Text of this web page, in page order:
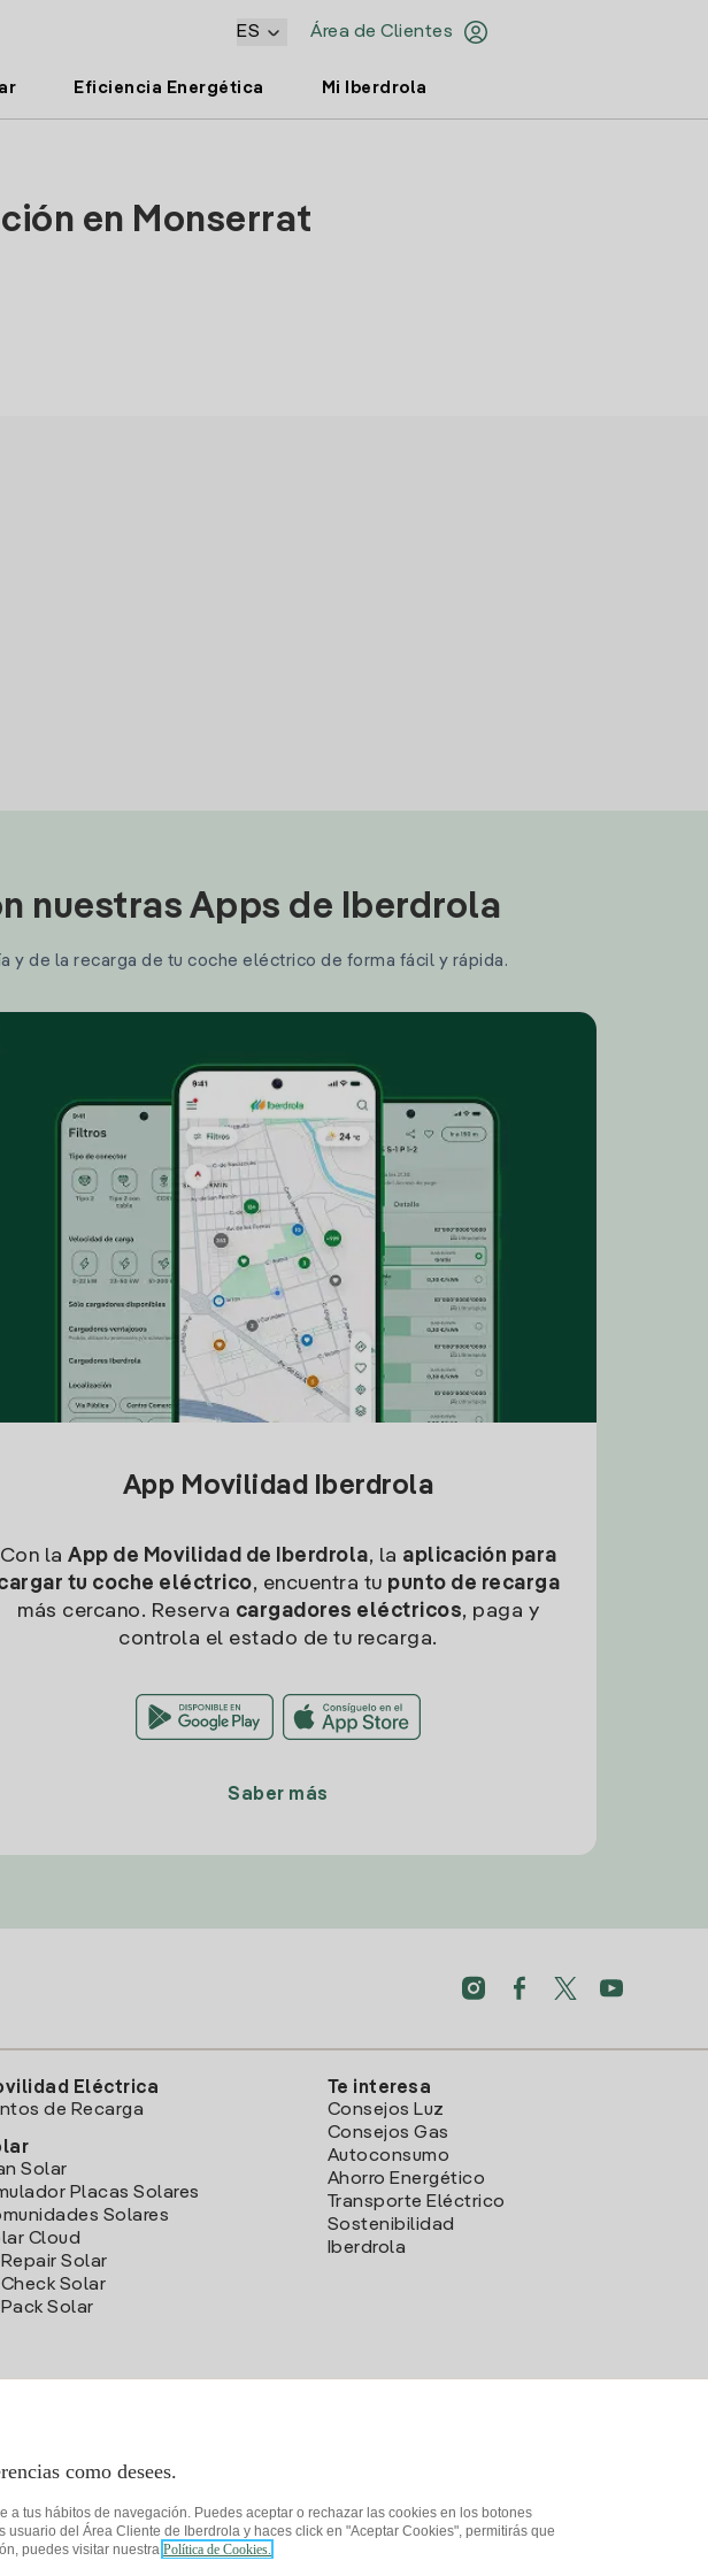
Área de Clientes
ES
Eficiencia Energética Mi Iberdrola
en Monserrat
nuestras Apps de Iberdrola
de la recarga de tu coche eléctrico de forma fácil y rápida.
App Movilidad Iberdrola
Con la App de Movilidad de Iberdrola, la aplicación para
tu coche eléctrico, encuentra tu punto de recarga
más cercano. Reserva cargadores eléctricos, paga y
controla el estado de tu recarga.
Saber más
Eléctrica
de Recarga
Solar
Placas Solares
Solares
Cloud
Repair Solar
Check Solar
Pack Solar
Te interesa
Consejos Luz
Consejos Gas
Autoconsumo
Ahorro Energético
Transporte Eléctrico
Sostenibilidad
Iberdrola
como desees.
tus hábitos de navegación. Puedes aceptar o rechazar las cookies en los botones
del Área Cliente de Iberdrola y haces click en "Aceptar Cookies", permitirás que
puedes visitar nuestra Política de Cookies.